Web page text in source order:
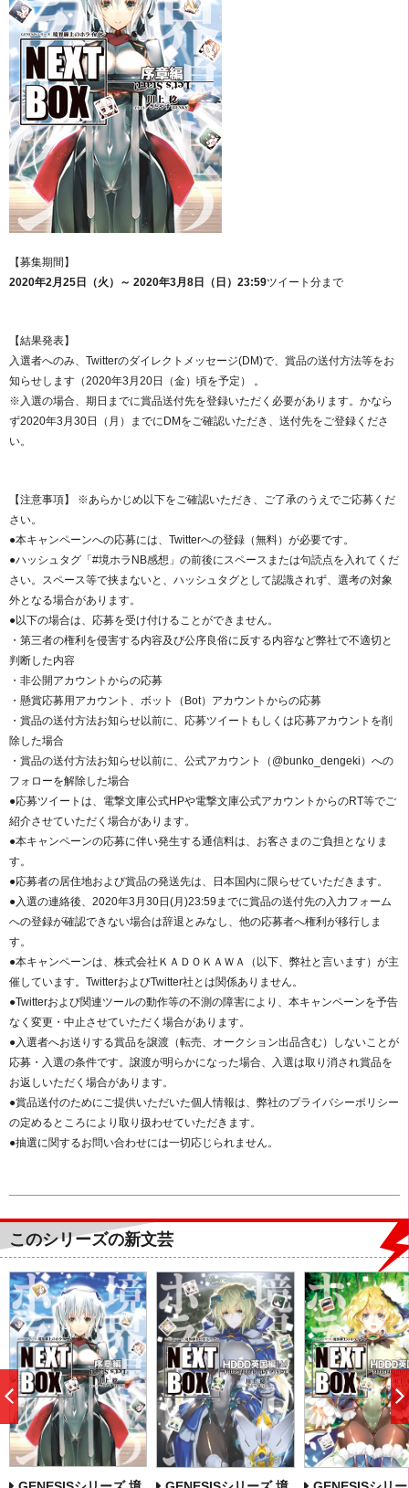
【募集期間】
2020年2月25日（火）～ 2020年3月8日（日）23:59ツイート分まで
【結果発表】
入選者へのみ、Twitterのダイレクトメッセージ(DM)で、賞品の送付方法等をお
知らせします（2020年3月20日（金）頃を予定） 。
※入選の場合、期日までに賞品送付先を登録いただく必要があります。かなら
ず2020年3月30日（月）までにDMをご確認いただき、送付先をご登録くださ
い。
【注意事項】 ※あらかじめ以下をご確認いただき、ご了承のうえでご応募くだ
さい。
●本キャンペーンへの応募には、Twitterへの登録（無料）が必要です。
●ハッシュタグ「#境ホラNB感想」の前後にスペースまたは句読点を入れてくだ
さい。スペース等で挟まないと、ハッシュタグとして認識されず、選考の対象
外となる場合があります。
●以下の場合は、応募を受け付けることができません。
・第三者の権利を侵害する内容及び公序良俗に反する内容など弊社で不適切と
判断した内容
・非公開アカウントからの応募
・懸賞応募用アカウント、ボット（Bot）アカウントからの応募
・賞品の送付方法お知らせ以前に、応募ツイートもしくは応募アカウントを削
除した場合
・賞品の送付方法お知らせ以前に、公式アカウント（@bunko_dengeki）への
フォローを解除した場合
●応募ツイートは、電撃文庫公式HPや電撃文庫公式アカウントからのRT等でご
紹介させていただく場合があります。
●本キャンペーンの応募に伴い発生する通信料は、お客さまのご負担となりま
す。
●応募者の居住地および賞品の発送先は、日本国内に限らせていただきます。
●入選の連絡後、2020年3月30日(月)23:59までに賞品の送付先の入力フォーム
への登録が確認できない場合は辞退とみなし、他の応募者へ権利が移行しま
す。
●本キャンペーンは、株式会社ＫＡＤＯＫＡＷＡ（以下、弊社と言います）が主
催しています。TwitterおよびTwitter社とは関係ありません。
●Twitterおよび関連ツールの動作等の不測の障害により、本キャンペーンを予告
なく変更・中止させていただく場合があります。
●入選者へお送りする賞品を譲渡（転売、オークション出品含む）しないことが
応募・入選の条件です。譲渡が明らかになった場合、入選は取り消され賞品を
お返しいただく場合があります。
●賞品送付のためにご提供いただいた個人情報は、弊社のプライバシーポリシー
の定めるところにより取り扱わせていただきます。
●抽選に関するお問い合わせには一切応じられません。
このシリーズの新文芸
前
へ